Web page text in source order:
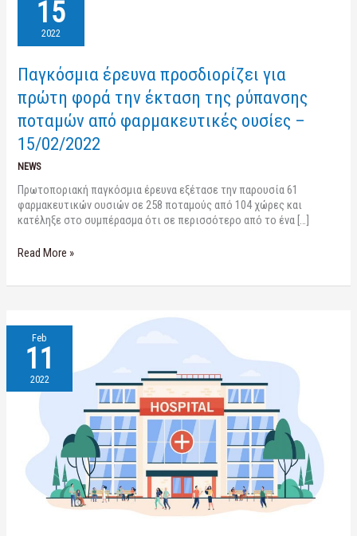
15
2022
Παγκόσμια έρευνα προσδιορίζει για
πρώτη φορά την έκταση της ρύπανσης
ποταμών από φαρμακευτικές ουσίες –
15/02/2022
NEWS
Πρωτοποριακή παγκόσμια έρευνα εξέτασε την παρουσία 61
φαρμακευτικών ουσιών σε 258 ποταμούς από 104 χώρες και
κατέληξε στο συμπέρασμα ότι σε περισσότερο από το ένα […]
προσδιορίζει
πρώτη
την
έκταση
της
ρύπανσης
ποταμών
από
φαρμακευτικές
ουσίες
–
15/02/2022
Read More »
Feb
11
2022
Πρόγραμμα
Συνεργασίας
A
Κύπρος
2020,
πράξη
«T4H